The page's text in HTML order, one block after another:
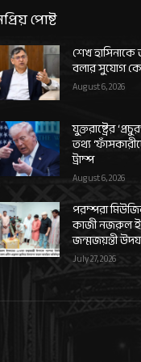
পোষ্ট
শেখ
বলার সুযোগ কেন
August 6, 2026
যুক্তরাষ্ট্রের
তথ্য
ট্রাম্প
August 6, 2026
পরম্পরা
কাজী নজরুল
জন্মজয়ন্তী
July 27, 2026